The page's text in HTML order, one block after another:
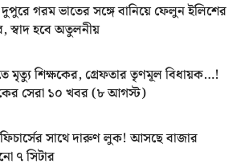
দুপুরে গরম ভাতের সঙ্গে বানিয়ে ফেলুন ইলিশের
স্বাদ হবে অতুলনীয়
মৃত্যু শিক্ষকের, গ্রেফতার তৃণমূল বিধায়ক…!
সেরা ১০ খবর (৮ আগস্ট)
সাথে দারুণ লুক! আসছে বাজার
৭ সিটার